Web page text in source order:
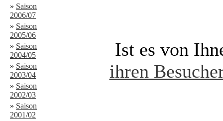
» Saison
2006/07
» Saison
2005/06
» Saison
2004/05
» Saison
2003/04
» Saison
2002/03
» Saison
2001/02
Ist es von
ihren